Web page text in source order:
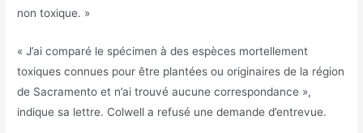
non toxique. »
« J’ai comparé le spécimen à des espèces mortellement
toxiques connues pour être plantées ou originaires de la région
de Sacramento et n’ai trouvé aucune correspondance »,
indique sa lettre. Colwell a refusé une demande d’entrevue.